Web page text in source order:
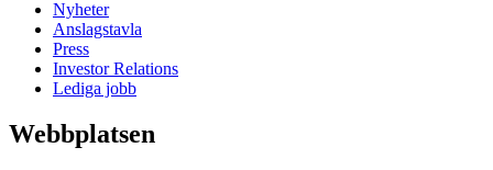
Nyheter
Anslagstavla
Press
Investor Relations
Lediga jobb
Webbplatsen